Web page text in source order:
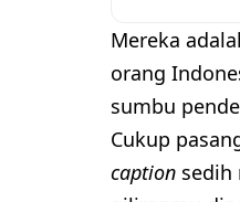
Mereka
orang
sumbu
Cukup
caption sedih